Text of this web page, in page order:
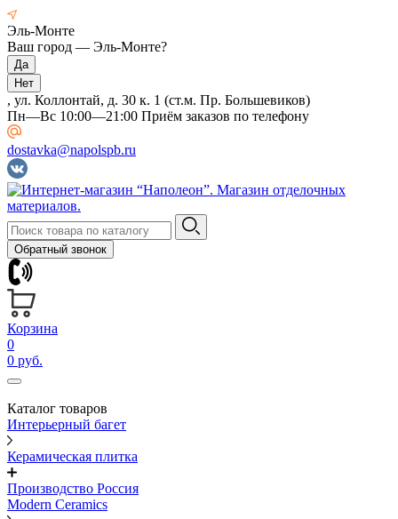
Эль-Монте
Ваш город — Эль-Монте?
, ул. Коллонтай, д. 30 к. 1 (ст.м. Пр. Большевиков)
Пн—Вс 10:00—21:00 Приём заказов по телефону
dostavka@napolspb.ru
Обратный звонок
Корзина
0
0 руб.
Каталог товаров
Интерьерный багет
Керамическая плитка
Производство Россия
Modern Ceramics